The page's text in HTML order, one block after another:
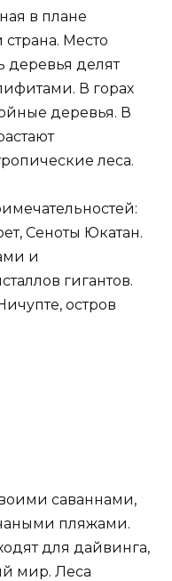
в плане
Место
деревья делят
В горах
деревья. В
леса.
Сеноты Юкатан.
и
гигантов.
остров
саваннами,
пляжами.
для дайвинга,
мир. Леса